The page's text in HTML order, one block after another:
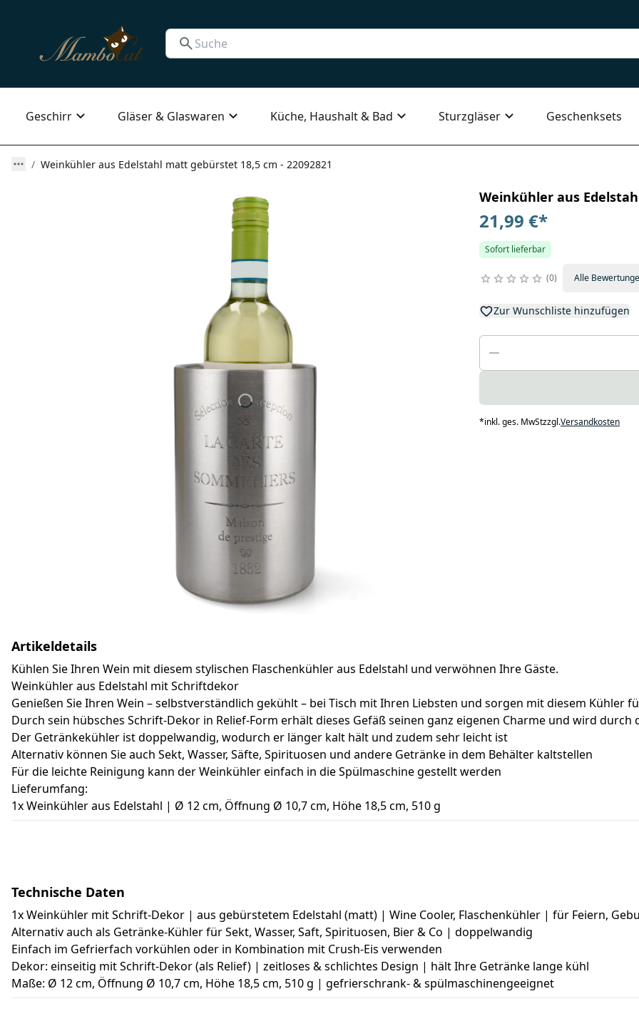
Geschirr Gläser & Glaswaren Küche, Haushalt & Bad Sturzgläser Geschenksets
Weinkühler aus Edelstahl matt gebürstet 18,5 cm - 22092821
Weinkühler aus
21,99 €*
Sofort lieferbar
0 Alle
Zur Wunschliste hinzufügen
*inkl. ges. MwStzzgl.Versandkosten
Artikeldetails
Kühlen Sie Ihren Wein mit diesem stylischen Flaschenkühler aus Edelstahl und verwöhnen Ihre Gäste.
Weinkühler aus Edelstahl mit Schriftdekor
Genießen Sie Ihren Wein – selbstverständlich gekühlt – bei Tisch mit Ihren Liebsten und sorgen mit diesem Kühler
Durch sein hübsches Schrift-Dekor in Relief-Form erhält dieses Gefäß seinen ganz eigenen Charme und wird
Der Getränkekühler ist doppelwandig, wodurch er länger kalt hält und zudem sehr leicht ist
Alternativ können Sie auch Sekt, Wasser, Säfte, Spirituosen und andere Getränke in dem Behälter kaltstellen
Für die leichte Reinigung kann der Weinkühler einfach in die Spülmaschine gestellt werden
Lieferumfang:
1x Weinkühler aus Edelstahl | Ø 12 cm, Öffnung Ø 10,7 cm, Höhe 18,5 cm, 510 g
Technische Daten
1x Weinkühler mit Schrift-Dekor | aus gebürstetem Edelstahl (matt) | Wine Cooler, Flaschenkühler | für Feiern,
Alternativ auch als Getränke-Kühler für Sekt, Wasser, Saft, Spirituosen, Bier & Co | doppelwandig
Einfach im Gefrierfach vorkühlen oder in Kombination mit Crush-Eis verwenden
Dekor: einseitig mit Schrift-Dekor (als Relief) | zeitloses & schlichtes Design | hält Ihre Getränke lange kühl
Maße: Ø 12 cm, Öffnung Ø 10,7 cm, Höhe 18,5 cm, 510 g | gefrierschrank- & spülmaschinengeeignet